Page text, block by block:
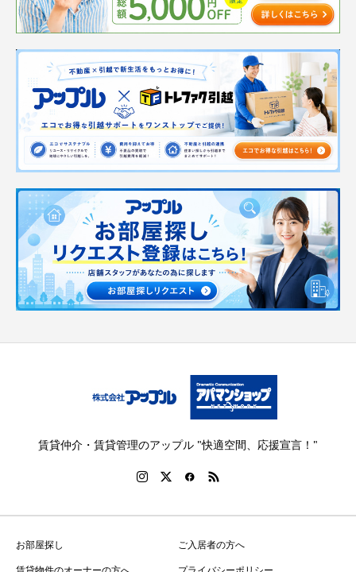
賃貸仲介・賃貸管理のアップル "快適空間、応援宣言！"
お部屋探し
ご入居者の方へ